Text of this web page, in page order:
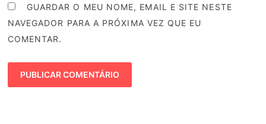
GUARDAR O MEU NOME, EMAIL E SITE NESTE
NAVEGADOR PARA A PRÓXIMA VEZ QUE EU
COMENTAR.